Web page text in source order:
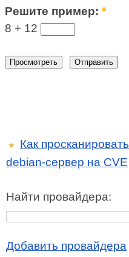
Решите пример:*
8 + 12
★
Как просканировать
debian-сервер на CVE
Найти провайдера:
Добавить провайдера